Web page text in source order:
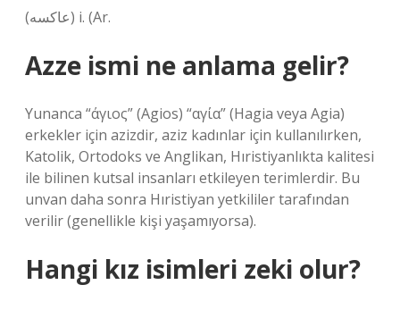
(ﻋﺎﻛﺴﻪ) i. (Ar.
Azze ismi ne anlama gelir?
Yunanca “άγιος” (Agios) “αγία” (Hagia veya Agia)
erkekler için azizdir, aziz kadınlar için kullanılırken,
Katolik, Ortodoks ve Anglikan, Hıristiyanlıkta kalitesi
ile bilinen kutsal insanları etkileyen terimlerdir. Bu
unvan daha sonra Hıristiyan yetkililer tarafından
verilir (genellikle kişi yaşamıyorsa).
Hangi kız isimleri zeki olur?